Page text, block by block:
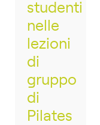
studenti
nelle
lezioni
di
gruppo
di
Pilates